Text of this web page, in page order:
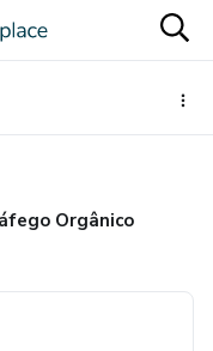
Orgânico